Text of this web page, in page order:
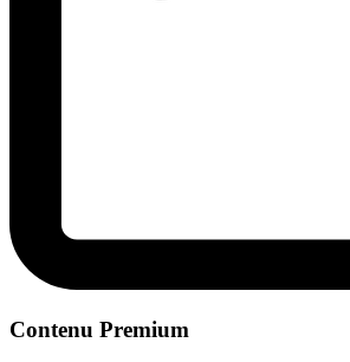
Contenu Premium